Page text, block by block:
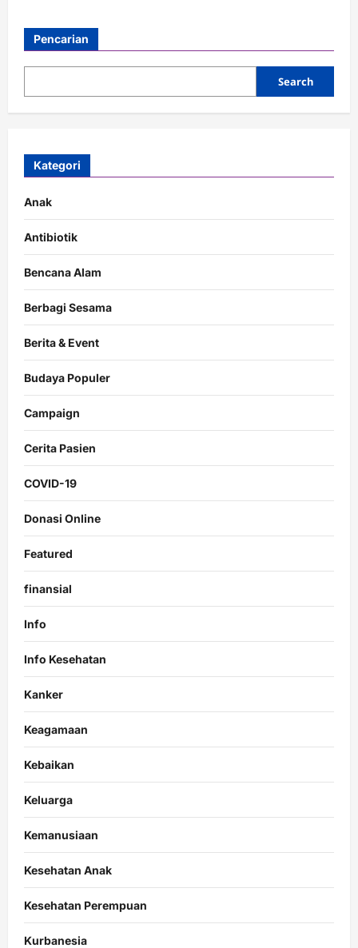
Pencarian
Search
Kategori
Anak
Antibiotik
Bencana Alam
Berbagi Sesama
Berita & Event
Budaya Populer
Campaign
Cerita Pasien
COVID-19
Donasi Online
Featured
finansial
Info
Info Kesehatan
Kanker
Keagamaan
Kebaikan
Keluarga
Kemanusiaan
Kesehatan Anak
Kesehatan Perempuan
Kurbanesia